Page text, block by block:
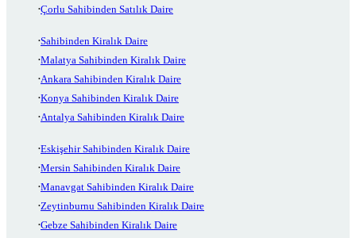
Çorlu Sahibinden Satılık Daire
Sahibinden Kiralık Daire
Malatya Sahibinden Kiralık Daire
Ankara Sahibinden Kiralık Daire
Konya Sahibinden Kiralık Daire
Antalya Sahibinden Kiralık Daire
Eskişehir Sahibinden Kiralık Daire
Mersin Sahibinden Kiralık Daire
Manavgat Sahibinden Kiralık Daire
Zeytinburnu Sahibinden Kiralık Daire
Gebze Sahibinden Kiralık Daire